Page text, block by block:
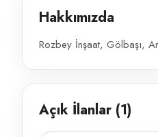
Hakkımızda
Rozbey İnşaat, Gölbaşı,
Açık İlanlar (1)